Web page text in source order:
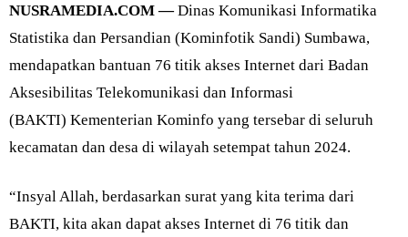
NUSRAMEDIA.COM —Dinas Komunikasi Informatika
Statistika dan Persandian (Kominfotik Sandi) Sumbawa,
mendapatkan bantuan 76 titik akses Internet dari Badan
Aksesibilitas Telekomunikasi dan Informasi
(BAKTI) Kementerian Kominfo yang tersebar di seluruh
kecamatan dan desa di wilayah setempat tahun 2024.
“Insyal Allah, berdasarkan surat yang kita terima dari
BAKTI, kita akan dapat akses Internet di 76 titik dan